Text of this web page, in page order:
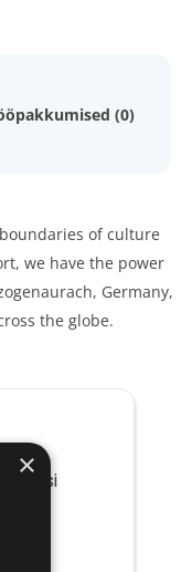
(0)
of culture
we have the power
Germany,
the globe.
×